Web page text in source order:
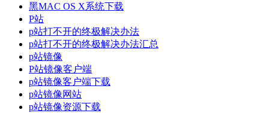
黑MAC OS X系统下载
P站
p站打不开的终极解决办法
p站打不开的终极解决办法汇总
p站镜像
P站镜像客户端
p站镜像客户端下载
p站镜像网站
p站镜像资源下载